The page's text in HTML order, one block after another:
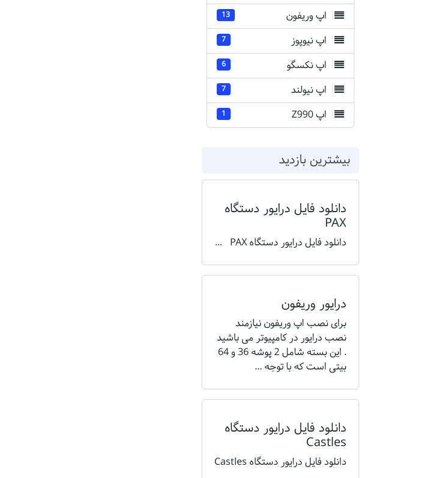
اپ وریفون 13
اپ نیوپوز 7
اپ نکسگو 6
اپ نیولند 7
اپ Z990 1
بیشترین بازدید
دانلود فایل درایور دستگاه
PAX
دانلود فایل درایور دستگاه PAX ...
درایور وریفون
برای نصب اپ وریفون نیازمند
نصب درایور در کامپیوتر می باشید
. این بسته شامل 2 پوشه 36 و 64
بیتی است که با توجه ...
دانلود فایل درایور دستگاه
Castles
دانلود فایل درایور دستگاه Castles